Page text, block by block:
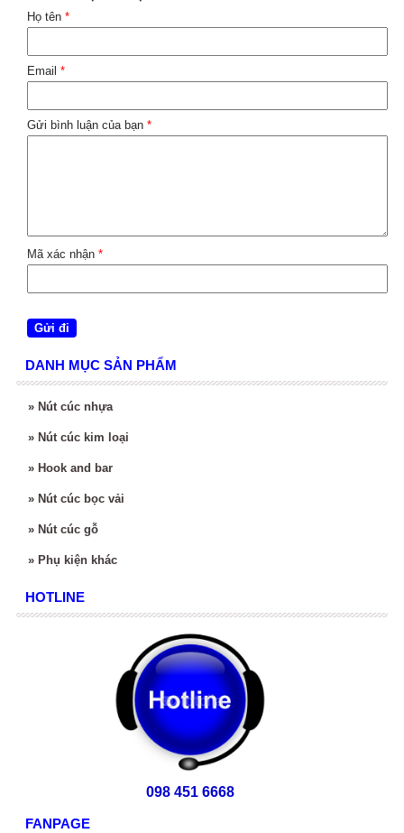
Họ tên *
Email *
Gửi bình luận của bạn *
Mã xác nhận *
DANH MỤC SẢN PHẨM
» Nút cúc nhựa
» Nút cúc kim loại
» Hook and bar
» Nút cúc bọc vải
» Nút cúc gỗ
» Phụ kiện khác
HOTLINE
098 451 6668
FANPAGE